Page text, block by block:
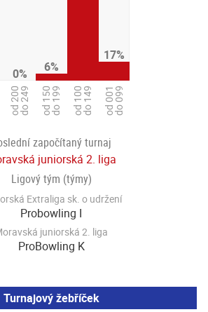
0%
od 200do 249
6%
od 150do 199 od 100do 149
17%
od 001do 099
započítaný turnaj
juniorská 2. liga
Ligový tým (týmy)
Extraliga sk. o udržení
Probowling I
juniorská 2. liga
ProBowling K
Turnajový žebříček